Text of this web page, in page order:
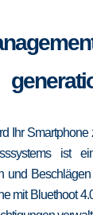
Ihr
ist
und
mit Bluethoot